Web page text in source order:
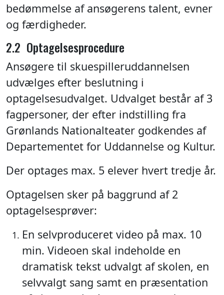
bedømmelse af ansøgerens talent, evner
og færdigheder.
2.2 Optagelsesprocedure
Ansøgere til skuespilleruddannelsen
udvælges efter beslutning i
optagelsesudvalget. Udvalget består af 3
fagpersoner, der efter indstilling fra
Grønlands Nationalteater godkendes af
Departementet for Uddannelse og Kultur.
Der optages max. 5 elever hvert tredje år.
Optagelsen sker på baggrund af 2
optagelsesprøver:
En selvproduceret video på max. 10
min. Videoen skal indeholde en
dramatisk tekst udvalgt af skolen, en
selvvalgt sang samt en præsentation